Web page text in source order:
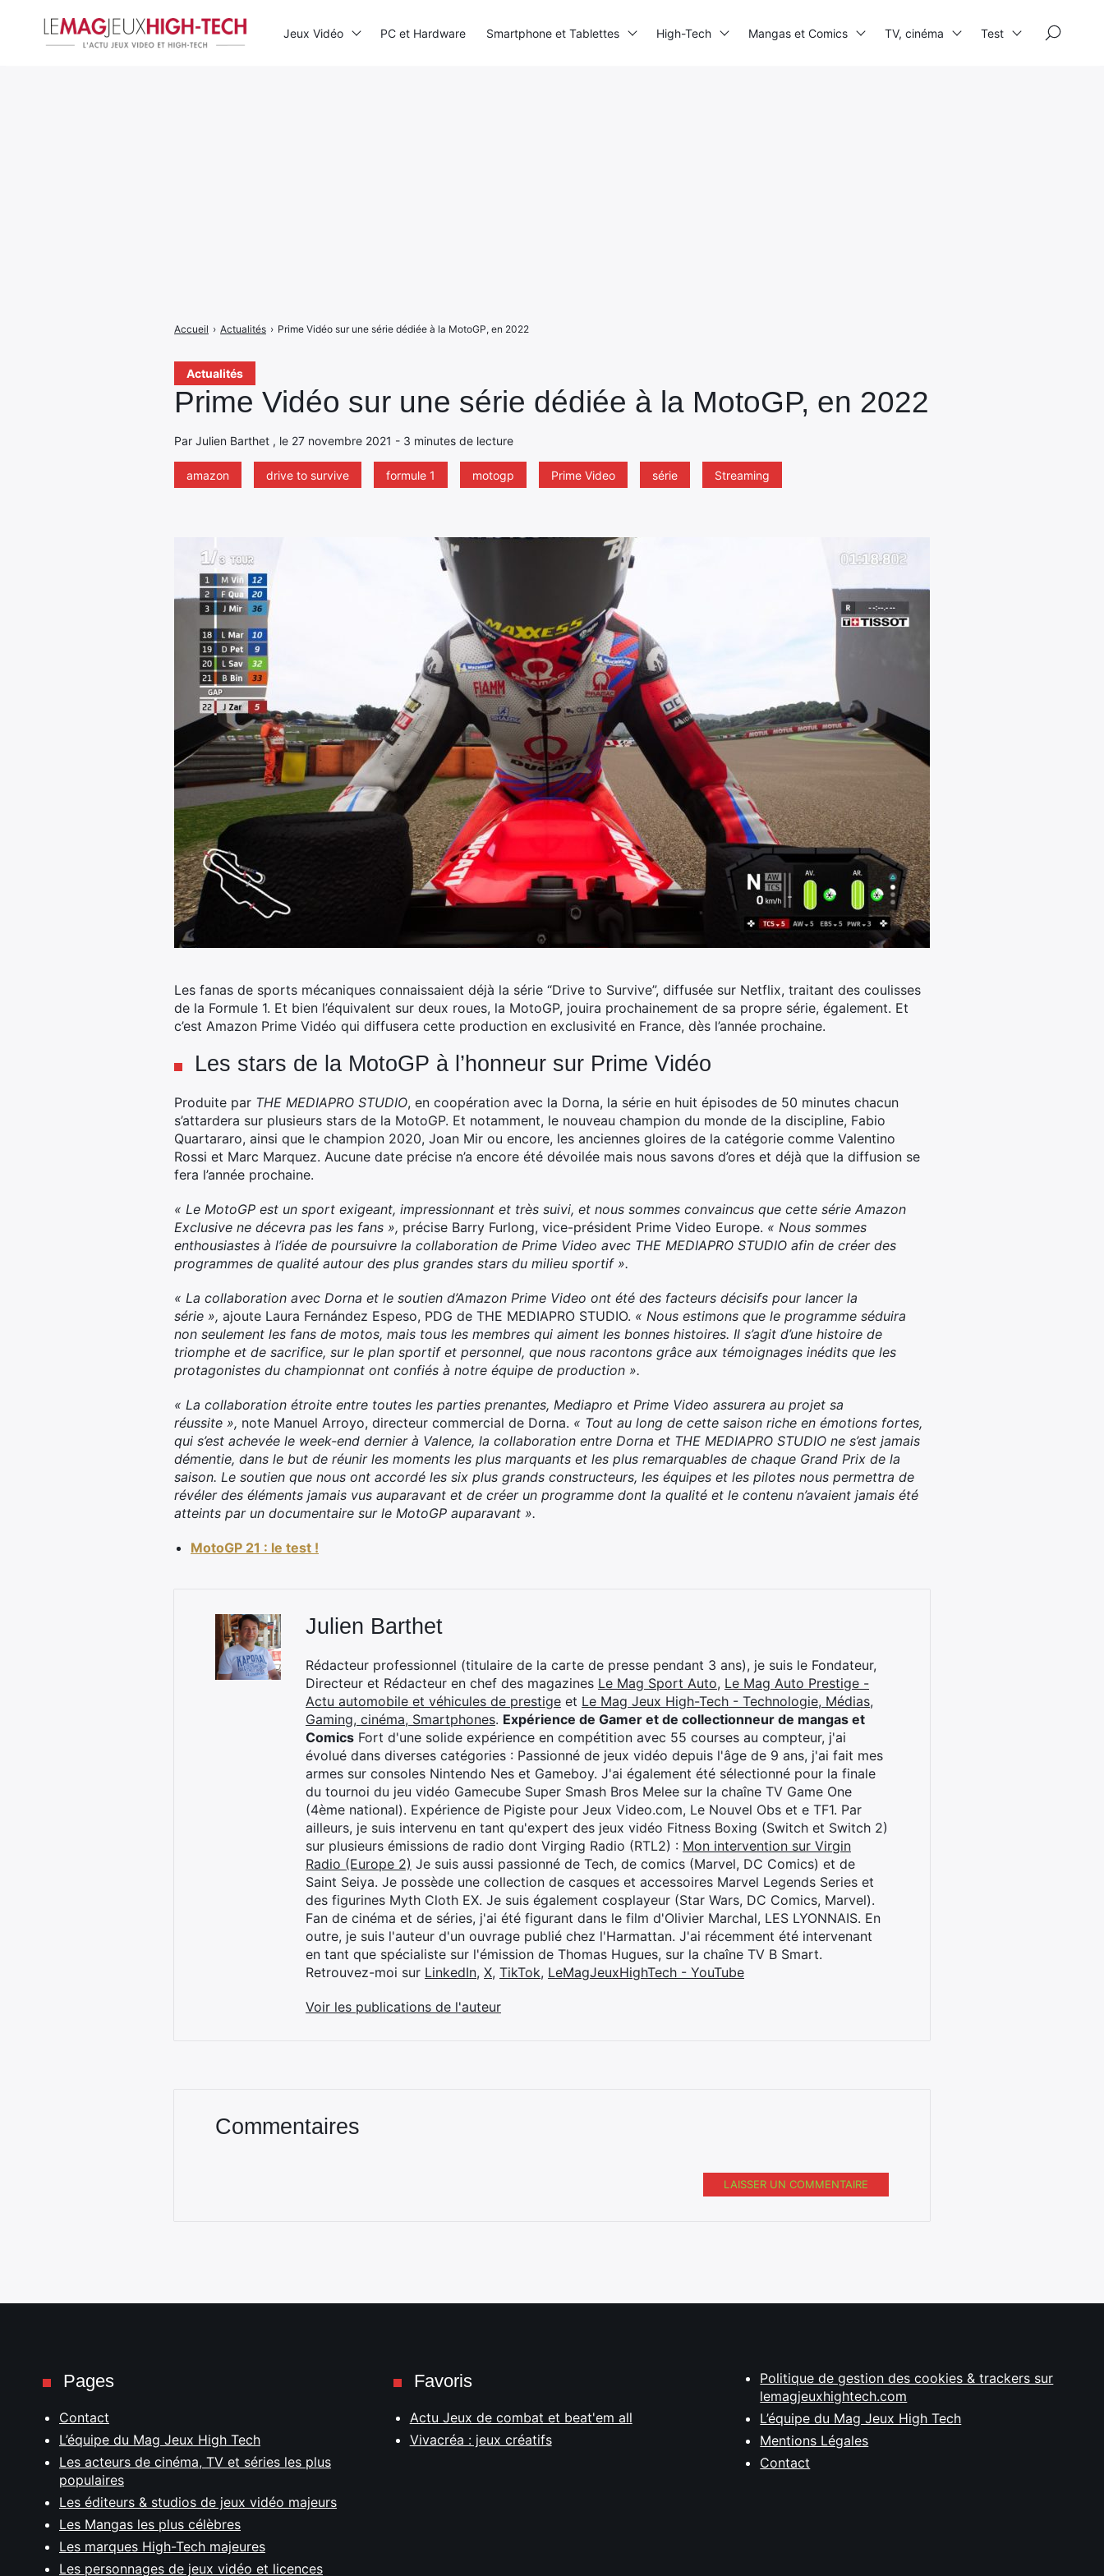
Actualités
Prime Vidéo sur une série dédiée à la MotoGP, en 2022
Par Julien Barthet , le 27 novembre 2021 - 3 minutes de lecture
amazon drive to survive formule 1 motogp Prime Video série Streaming
Accueil › Actualités › Prime Vidéo sur une série dédiée à la MotoGP, en 2022
Les fanas de sports mécaniques connaissaient déjà la série “Drive to Survive”, diffusée sur Netflix, traitant des coulisses
de la Formule 1. Et bien l’équivalent sur deux roues, la MotoGP, jouira prochainement de sa propre série, également. Et
c’est Amazon Prime Vidéo qui diffusera cette production en exclusivité en France, dès l’année prochaine.
Les stars de la MotoGP à l’honneur sur Prime Vidéo
Produite par THE MEDIAPRO STUDIO, en coopération avec la Dorna, la série en huit épisodes de 50 minutes chacun
s’attardera sur plusieurs stars de la MotoGP. Et notamment, le nouveau champion du monde de la discipline, Fabio
Quartararo, ainsi que le champion 2020, Joan Mir ou encore, les anciennes gloires de la catégorie comme Valentino
Rossi et Marc Marquez. Aucune date précise n’a encore été dévoilée mais nous savons d’ores et déjà que la diffusion se
fera l’année prochaine.
« Le MotoGP est un sport exigeant, impressionnant et très suivi, et nous sommes convaincus que cette série Amazon
Exclusive ne décevra pas les fans », précise Barry Furlong, vice-président Prime Video Europe. « Nous sommes
enthousiastes à l’idée de poursuivre la collaboration de Prime Video avec THE MEDIAPRO STUDIO afin de créer des
programmes de qualité autour des plus grandes stars du milieu sportif ».
« La collaboration avec Dorna et le soutien d’Amazon Prime Video ont été des facteurs décisifs pour lancer la
série », ajoute Laura Fernández Espeso, PDG de THE MEDIAPRO STUDIO. « Nous estimons que le programme séduira
non seulement les fans de motos, mais tous les membres qui aiment les bonnes histoires. Il s’agit d’une histoire de
triomphe et de sacrifice, sur le plan sportif et personnel, que nous racontons grâce aux témoignages inédits que les
protagonistes du championnat ont confiés à notre équipe de production ».
« La collaboration étroite entre toutes les parties prenantes, Mediapro et Prime Video assurera au projet sa
réussite », note Manuel Arroyo, directeur commercial de Dorna. « Tout au long de cette saison riche en émotions fortes,
qui s’est achevée le week-end dernier à Valence, la collaboration entre Dorna et THE MEDIAPRO STUDIO ne s’est jamais
démentie, dans le but de réunir les moments les plus marquants et les plus remarquables de chaque Grand Prix de la
saison. Le soutien que nous ont accordé les six plus grands constructeurs, les équipes et les pilotes nous permettra de
révéler des éléments jamais vus auparavant et de créer un programme dont la qualité et le contenu n’avaient jamais été
atteints par un documentaire sur le MotoGP auparavant ».
MotoGP 21 : le test !
Julien Barthet
Rédacteur professionnel (titulaire de la carte de presse pendant 3 ans), je suis le Fondateur,
Directeur et Rédacteur en chef des magazines Le Mag Sport Auto, Le Mag Auto Prestige -
Actu automobile et véhicules de prestige et Le Mag Jeux High-Tech - Technologie, Médias,
Gaming, cinéma, Smartphones. Expérience de Gamer et de collectionneur de mangas et
Comics Fort d'une solide expérience en compétition avec 55 courses au compteur, j'ai
évolué dans diverses catégories : Passionné de jeux vidéo depuis l'âge de 9 ans, j'ai fait mes
armes sur consoles Nintendo Nes et Gameboy. J'ai également été sélectionné pour la finale
du tournoi du jeu vidéo Gamecube Super Smash Bros Melee sur la chaîne TV Game One
(4ème national). Expérience de Pigiste pour Jeux Video.com, Le Nouvel Obs et e TF1. Par
ailleurs, je suis intervenu en tant qu'expert des jeux vidéo Fitness Boxing (Switch et Switch 2)
sur plusieurs émissions de radio dont Virging Radio (RTL2) : Mon intervention sur Virgin
Radio (Europe 2) Je suis aussi passionné de Tech, de comics (Marvel, DC Comics) et de
Saint Seiya. Je possède une collection de casques et accessoires Marvel Legends Series et
des figurines Myth Cloth EX. Je suis également cosplayeur (Star Wars, DC Comics, Marvel).
Fan de cinéma et de séries, j'ai été figurant dans le film d'Olivier Marchal, LES LYONNAIS. En
outre, je suis l'auteur d'un ouvrage publié chez l'Harmattan. J'ai récemment été intervenant
en tant que spécialiste sur l'émission de Thomas Hugues, sur la chaîne TV B Smart.
Retrouvez-moi sur LinkedIn, X, TikTok, LeMagJeuxHighTech - YouTube
Voir les publications de l'auteur
Commentaires
LAISSER UN COMMENTAIRE
Jeux Vidéo PC et Hardware Smartphone et Tablettes High-Tech Mangas et Comics TV, cinéma Test
Pages
Contact
L’équipe du Mag Jeux High Tech
Les acteurs de cinéma, TV et séries les plus
populaires
Les éditeurs & studios de jeux vidéo majeurs
Les Mangas les plus célèbres
Les marques High-Tech majeures
Les personnages de jeux vidéo et licences
Favoris
Actu Jeux de combat et beat'em all
Vivacréa : jeux créatifs
Politique de gestion des cookies & trackers sur
lemagjeuxhightech.com
L’équipe du Mag Jeux High Tech
Mentions Légales
Contact